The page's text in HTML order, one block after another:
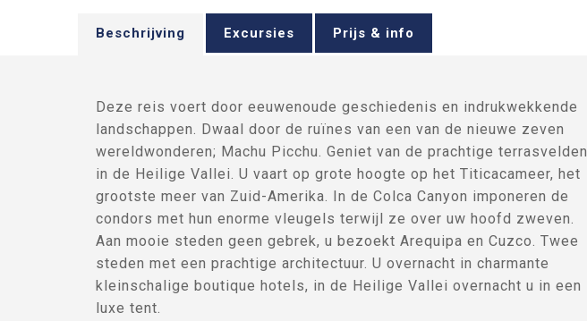
Beschrijving Excursies Prijs & info
Deze reis voert door eeuwenoude geschiedenis en indrukwekkende
landschappen. Dwaal door de ruïnes van een van de nieuwe zeven
wereldwonderen; Machu Picchu. Geniet van de prachtige terrasvelden
in de Heilige Vallei. U vaart op grote hoogte op het Titicacameer, het
grootste meer van Zuid-Amerika. In de Colca Canyon imponeren de
condors met hun enorme vleugels terwijl ze over uw hoofd zweven.
Aan mooie steden geen gebrek, u bezoekt Arequipa en Cuzco. Twee
steden met een prachtige architectuur. U overnacht in charmante
kleinschalige boutique hotels, in de Heilige Vallei overnacht u in een
luxe tent.